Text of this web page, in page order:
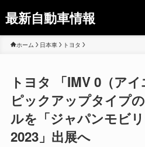
最新自動車情報
ホーム 日本車 トヨタ
トヨタ 「IMV 0（ア
ピックアップタイプ
ルを「ジャパンモビ
2023」出展へ